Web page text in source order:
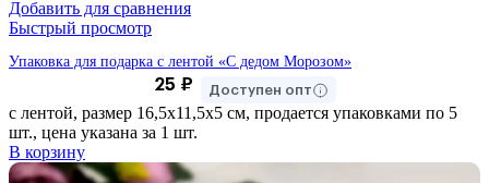
Добавить для сравнения
Быстрый просмотр
Упаковка для подарка с лентой «С дедом Морозом»
25 ₽ Доступен опт
с лентой, размер 16,5х11,5х5 см, продается упаковками по 5
шт., цена указана за 1 шт.
В корзину